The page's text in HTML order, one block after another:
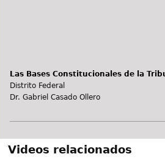
Las Bases Constitucionales de la
Distrito Federal
Dr. Gabriel Casado Ollero
Videos relacionados